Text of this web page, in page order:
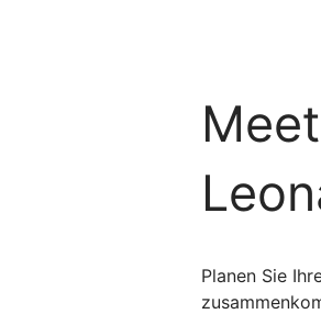
Planen Sie